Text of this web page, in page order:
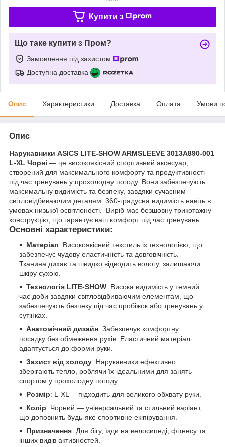
Купити з
Що таке купити з Пром?
Замовлення під захистом
Доступна доставка
Опис Характеристики Доставка Оплата Умови
Опис
Нарукавники ASICS LITE-SHOW ARMSLEEVE 3013A890-001
L-XL Чорні — це високоякісний спортивний аксесуар,
створений для максимального комфорту та продуктивності
під час тренувань у прохолодну погоду. Вони забезпечують
максимальну видимість та безпеку, завдяки сучасним
світловідбиваючим деталям. 360-градусна видимість навіть в
умовах низької освітленості. Виріб має безшовну трикотажну
конструкцію, що гарантує ваш комфорт під час тренувань.
Основні характеристики:
Матеріал: Високоякісний текстиль із технологією, що
забезпечує чудову еластичність та довговічність.
Тканина дихає та швидко відводить вологу, залишаючи
шкіру сухою.
Технологія LITE-SHOW: Висока видимість у темний
час доби завдяки світловідбиваючим елементам, що
забезпечують безпеку під час пробіжок або тренувань у
сутінках.
Анатомічний дизайн: Забезпечує комфортну
посадку без обмеження рухів. Еластичний матеріал
адаптується до форми руки.
Захист від холоду: Нарукавники ефективно
зберігають тепло, роблячи їх ідеальними для занять
спортом у прохолодну погоду.
Розмір: L-XL— підходить для великого обхвату руки.
Колір: Чорний — універсальний та стильний варіант,
що доповнить будь-яке спортивне екіпірування.
Призначення: Для бігу, їзди на велосипеді, фітнесу та
інших видів активностей.